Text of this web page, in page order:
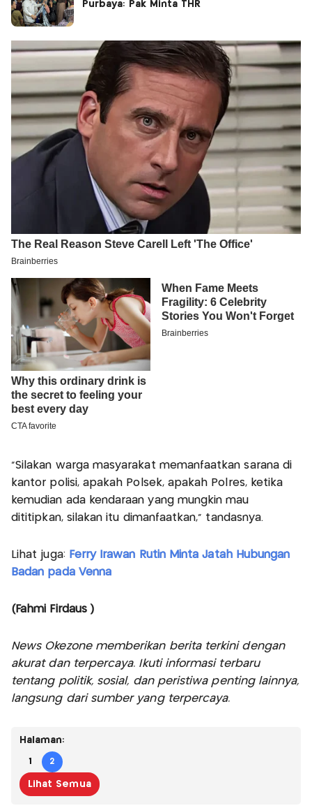
Purbaya: Pak Minta THR
"Silakan warga masyarakat memanfaatkan sarana di
kantor polisi, apakah Polsek, apakah Polres, ketika
kemudian ada kendaraan yang mungkin mau
dititipkan, silakan itu dimanfaatkan," tandasnya.
Lihat juga: Ferry Irawan Rutin Minta Jatah Hubungan
Badan pada Venna
(Fahmi Firdaus )
News Okezone memberikan berita terkini dengan
akurat dan terpercaya. Ikuti informasi terbaru
tentang politik, sosial, dan peristiwa penting lainnya,
langsung dari sumber yang terpercaya.
Halaman:
1 2
Lihat Semua